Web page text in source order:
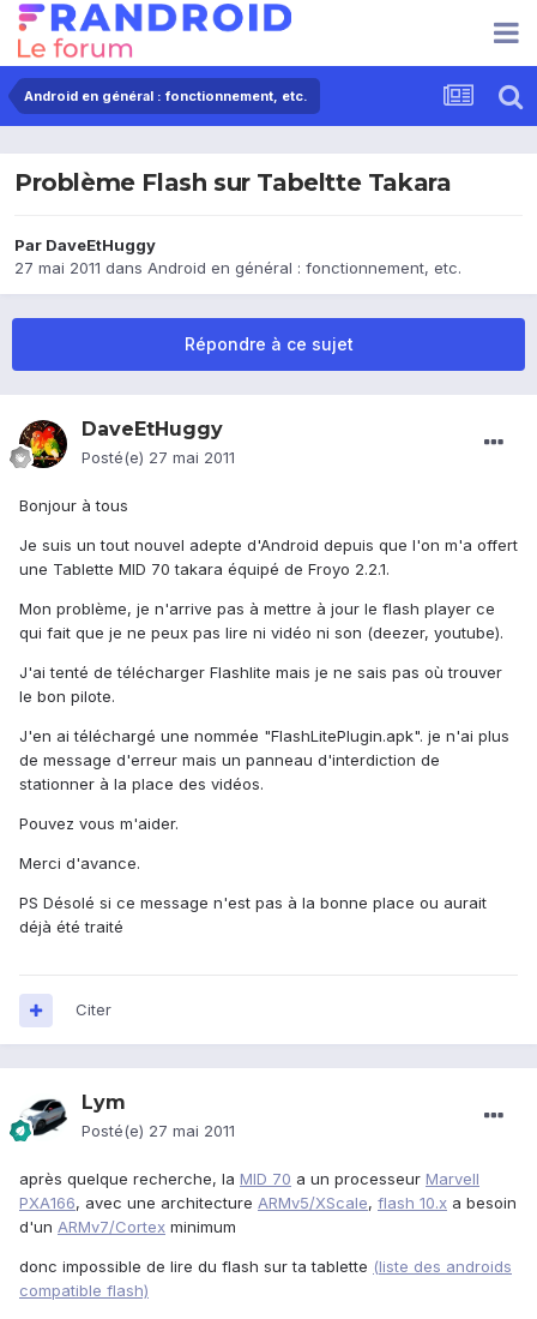
Android en général : fonctionnement, etc.
Problème Flash sur Tabeltte Takara
Par DaveEtHuggy
27 mai 2011 dans Android en général : fonctionnement, etc.
Répondre à ce sujet
DaveEtHuggy
Posté(e) 27 mai 2011
Bonjour à tous
Je suis un tout nouvel adepte d'Android depuis que l'on m'a offert
une Tablette MID 70 takara équipé de Froyo 2.2.1.
Mon problème, je n'arrive pas à mettre à jour le flash player ce
qui fait que je ne peux pas lire ni vidéo ni son (deezer, youtube).
J'ai tenté de télécharger Flashlite mais je ne sais pas où trouver
le bon pilote.
J'en ai téléchargé une nommée "FlashLitePlugin.apk". je n'ai plus
de message d'erreur mais un panneau d'interdiction de
stationner à la place des vidéos.
Pouvez vous m'aider.
Merci d'avance.
PS Désolé si ce message n'est pas à la bonne place ou aurait
déjà été traité
Citer
Lym
Posté(e) 27 mai 2011
après quelque recherche, la MID 70 a un processeur Marvell
PXA166, avec une architecture ARMv5/XScale, flash 10.x a besoin
d'un ARMv7/Cortex minimum
donc impossible de lire du flash sur ta tablette (liste des androids
compatible flash)